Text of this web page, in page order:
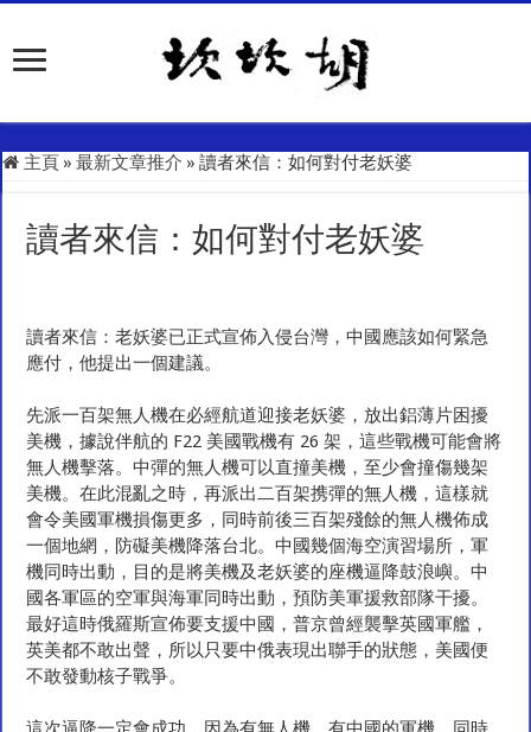
主頁 » 最新文章推介 » 讀者來信：如何對付老妖婆
讀者來信：如何對付老妖婆
讀者來信：老妖婆已正式宣佈入侵台灣，中國應該如何緊急
應付，他提出一個建議。
先派一百架無人機在必經航道迎接老妖婆，放出鋁薄片困擾
美機，據說伴航的 F22 美國戰機有 26架，這些戰機可能會將
無人機擊落。中彈的無人機可以直撞美機，至少會撞傷幾架
美機。在此混亂之時，再派出二百架携彈的無人機，這樣就
會令美國軍機損傷更多，同時前後三百架殘餘的無人機佈成
一個地網，防礙美機降落台北。中國幾個海空演習場所，軍
機同時出動，目的是將美機及老妖婆的座機逼降鼓浪嶼。中
國各軍區的空軍與海軍同時出動，預防美軍援救部隊干擾。
最好這時俄羅斯宣佈要支援中國，普京曾經襲擊英國軍艦，
英美都不敢出聲，所以只要中俄表現出聯手的狀態，美國便
不敢發動核子戰爭。